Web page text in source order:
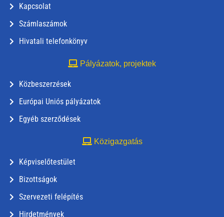
Kapcsolat
Számlaszámok
Hivatali telefonkönyv
Pályázatok, projektek
Közbeszerzések
Európai Uniós pályázatok
Egyéb szerződések
Közigazgatás
Képviselőtestület
Bizottságok
Szervezeti felépítés
Hirdetmények